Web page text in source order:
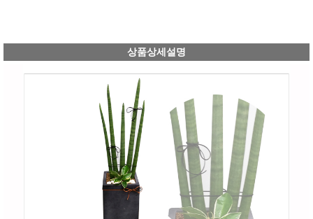
상품상세설명